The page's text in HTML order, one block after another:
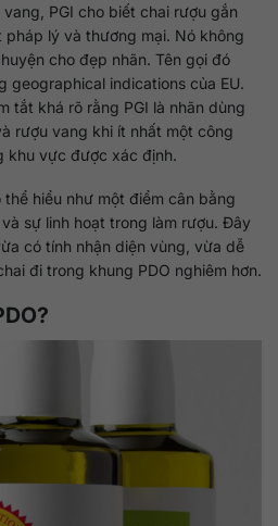
PGI cho biết chai rượu gắn
lý và thương mại. Nó không
cho đẹp nhãn. Tên gọi đó
geographical indications của EU.
tắt khá rõ rằng PGI là nhãn dùng
rượu vang khi ít nhất một công
khu vực được xác định.
hiểu như một điểm cân bằng
sự linh hoạt trong làm rượu. Đây
có tính nhận diện vùng, vừa dễ
đi trong khung PDO nghiêm hơn.